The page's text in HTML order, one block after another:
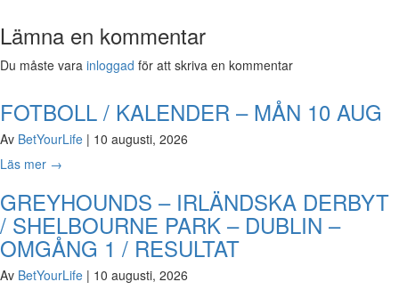
Lämna en kommentar
Du måste vara inloggad för att skriva en kommentar
FOTBOLL / KALENDER – MÅN 10 AUG
Av BetYourLife | 10 augusti, 2026
Läs mer →
GREYHOUNDS – IRLÄNDSKA DERBYT
/ SHELBOURNE PARK – DUBLIN –
OMGÅNG 1 / RESULTAT
Av BetYourLife | 10 augusti, 2026